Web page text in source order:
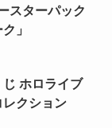
スターパック
」
じ ホロライブ
クション